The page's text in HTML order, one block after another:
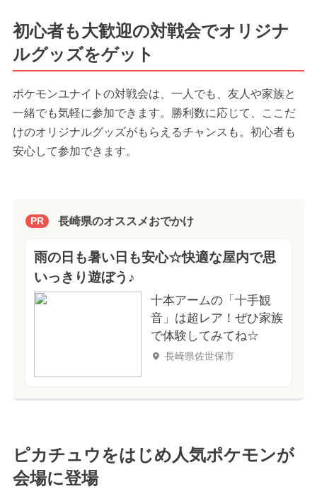
初心者も大歓迎の対戦会でオリジナ
ルグッズをゲット
ポケモンユナイトの対戦会は、一人でも、友人や家族と
一緒でも気軽に参加できます。勝利数に応じて、ここだ
けのオリジナルグッズがもらえるチャンスも。初心者も
安心して参加できます。
PR 長崎県のオススメおでかけ
雨の日も暑い日も安心☆快適な屋内で思
いっきり遊ぼう♪
十本アームの「十手観
音」は超レア！ぜひ家族
で体験してみてね☆
長崎県佐世保市
ピカチュウをはじめ人気ポケモンが
会場に登場